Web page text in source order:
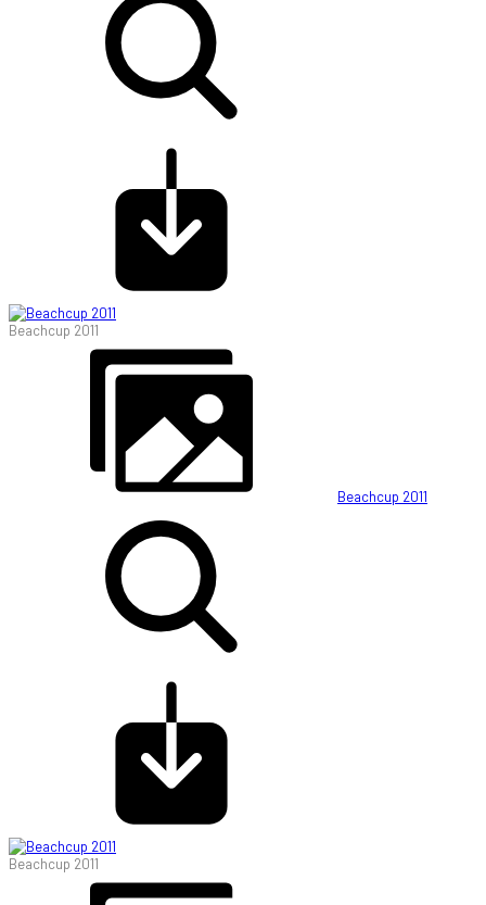
Beachcup 2011
Beachcup 2011
Beachcup 2011